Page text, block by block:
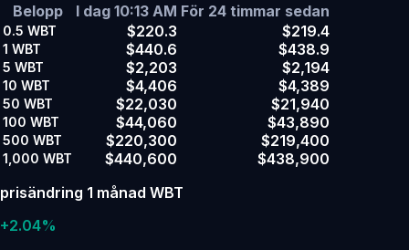
Belopp
I dag 10:13 AM För 24 timmar sedan
0.5 WBT $220.3 $219.4
1 WBT $440.6 $438.9
5 WBT $2,203 $2,194
10 WBT $4,406 $4,389
50 WBT $22,030 $21,940
100 WBT $44,060 $43,890
500 WBT $220,300 $219,400
1,000 WBT $440,600
$438,900
prisändring 1 månad WBT
+2.04%